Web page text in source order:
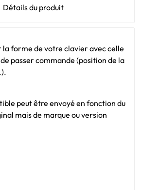
Détails du produit
la forme de votre clavier avec celle
passer commande (position de la
peut être envoyé en fonction du
mais de marque ou version